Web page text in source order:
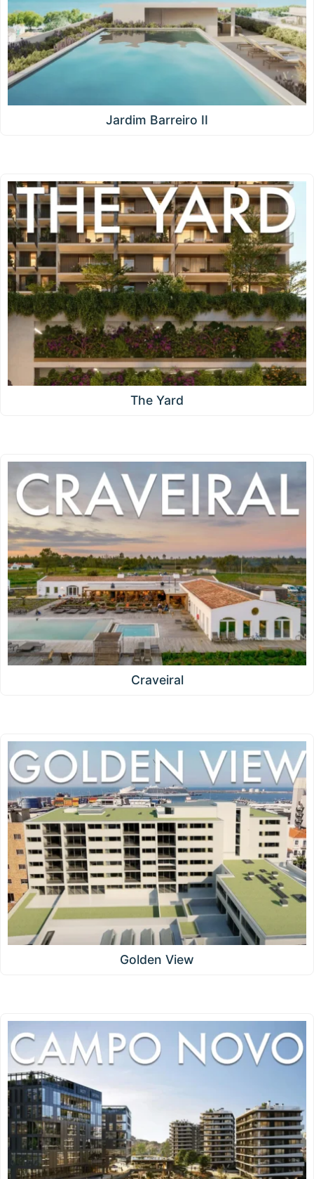
Jardim Barreiro II
The Yard
Craveiral
Golden View